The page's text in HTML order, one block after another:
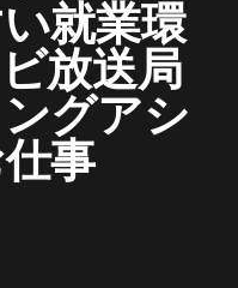
就業環
放送局
グアシ
事